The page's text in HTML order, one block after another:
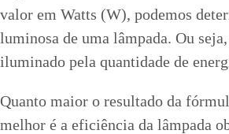
valor em Watts (W), podemos
luminosa de uma lâmpada. Ou
iluminado pela quantidade de
Quanto maior o resultado da
melhor é a eficiência da lâmpada